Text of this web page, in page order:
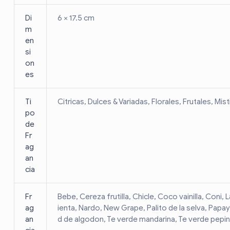
Di
m
en
si
on
es
6 × 17.5 cm
Ti
po
de
Fr
ag
an
cia
Citricas, Dulces & Variadas, Florales, Frutales,
Fr
ag
an
Bebe, Cereza frutilla, Chicle, Coco vainilla, Coni,
ienta, Nardo, New Grape, Palito de la selva,
d de algodon, Te verde mandarina, Te verde